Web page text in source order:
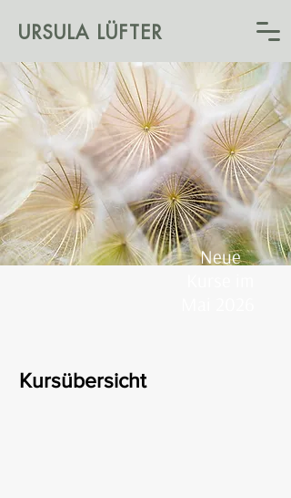
URSULA LÜFTER
Neue
Kursübersicht